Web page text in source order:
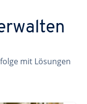
mit Lösungen